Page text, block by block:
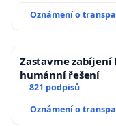
Oznámení o
Zastavme zabíjení
humánní řešení
821 podpisů
Oznámení o